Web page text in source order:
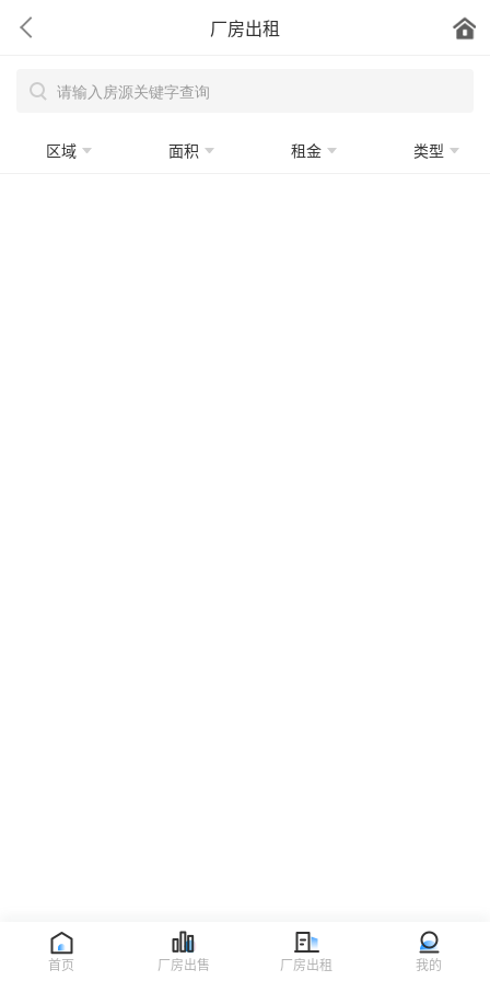
厂房出租
区域 面积 租金 类型
首页 厂房出售 厂房出租 我的